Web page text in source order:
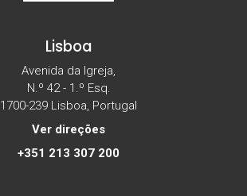
Lisboa
Avenida da Igreja,
N.º 42 - 1.º Esq.
1700-239 Lisboa, Portugal
Ver direções
+351 213 307 200